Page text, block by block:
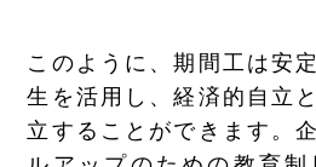
このように、期間工は安
生を活用し、経済的自立
立することができます。